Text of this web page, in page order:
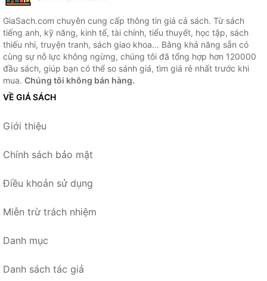
GiaSach.com chuyên cung cấp thông tin giá cả sách. Từ sách
tiếng anh, kỹ năng, kinh tế, tài chính, tiểu thuyết, học tập, sách
thiếu nhi, truyện tranh, sách giao khoa... Bằng khả năng sẵn có
cùng sự nỗ lực không ngừng, chúng tôi đã tổng hợp hơn 120000
đầu sách, giúp bạn có thể so sánh giá, tìm giá rẻ nhất trước khi
mua. Chúng tôi không bán hàng.
VỀ GIÁ SÁCH
Giới thiệu
Chính sách bảo mật
Điều khoản sử dụng
Miễn trừ trách nhiệm
Danh mục
Danh sách tác giả